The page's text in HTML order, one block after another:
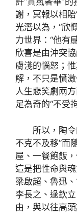
謝，冥報以相
光潛以為，“欣
力世界：“他有
欣喜是由沖突
膚淺的惱怒；
解，不只是憤
人生悲笑劇兩
足為奇的“不受
所以，陶
不克不及移”而
屋、一餐飽飯，
這是把性命與
梁啟超、魯迅
李長之、逯欽
由，與以往高頭